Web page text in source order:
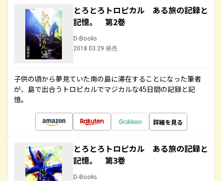
とろとろトロピカル ある旅の記録と
記憶。 第2巻
D-Books
2018.03.29 発売
子供の頃から夢見ていた南の島に滞在することになった筆者
が、島で出合うトロピカルでマジカルな45日間の記録と記
憶。
詳細を見る
とろとろトロピカル ある旅の記録と
記憶。 第3巻
D-Books